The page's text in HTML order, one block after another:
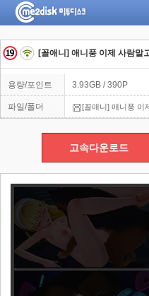
용량/포인트 3.93GB / 390P
파일/폴더 [꼴애니] 애니풍 이
고속다운로드